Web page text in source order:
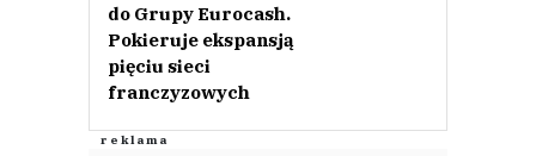
do Grupy Eurocash.
Pokieruje ekspansją
pięciu sieci
franczyzowych